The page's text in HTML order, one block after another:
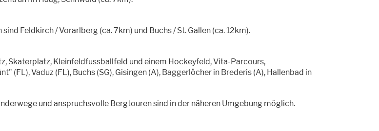
Feldkirch / Vorarlberg (ca. 7km) und Buchs / St. Gallen (ca. 12km).
Skaterplatz, Kleinfeldfussballfeld und einem Hockeyfeld, Vita-Parcours,
(FL), Vaduz (FL), Buchs (SG), Gisingen (A), Baggerlöcher in Brederis (A), Hallenbad in
und anspruchsvolle Bergtouren sind in der näheren Umgebung möglich.